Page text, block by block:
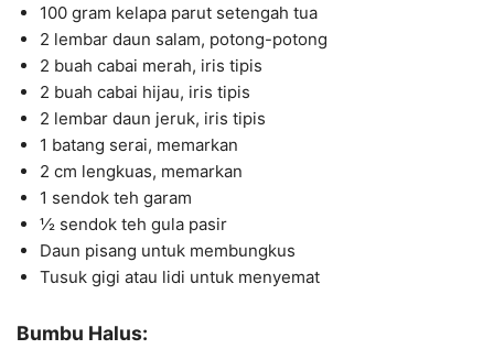
100 gram kelapa parut setengah tua
2 lembar daun salam, potong-potong
2 buah cabai merah, iris tipis
2 buah cabai hijau, iris tipis
2 lembar daun jeruk, iris tipis
1 batang serai, memarkan
2 cm lengkuas, memarkan
1 sendok teh garam
½ sendok teh gula pasir
Daun pisang untuk membungkus
Tusuk gigi atau lidi untuk menyemat
Bumbu Halus: